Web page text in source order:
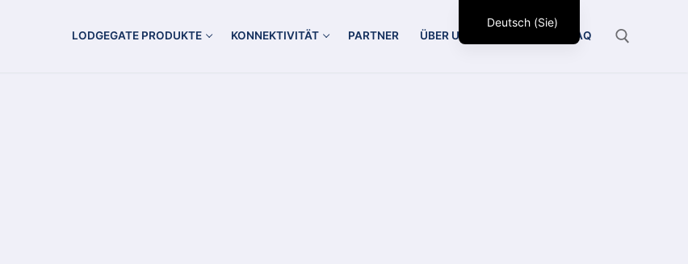
LODGEGATE PRODUKTE KONNEKTIVITÄT PARTNER ÜBER UNS FAQ
Deutsch (Sie)